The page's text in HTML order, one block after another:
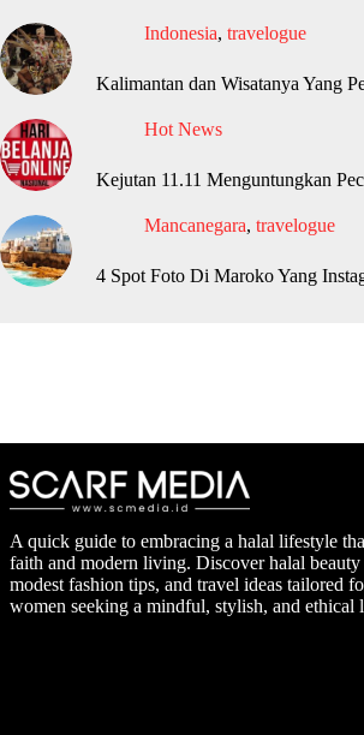
Indonesia, travelogue
Kalimantan dan Wisatanya Yang
Hot News
Kejutan 11.11 Menguntungkan
Mancanegara, travelogue
4 Spot Foto Di Maroko Yang
A quick guide to embracing a halal lifestyle
faith and modern living. Discover halal beauty
modest fashion tips, and travel ideas tailored
women seeking a mindful, stylish, and ethical